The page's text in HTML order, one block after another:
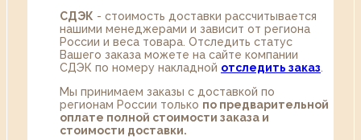
СДЭК - стоимость доставки рассчитывается
нашими менеджерами и зависит от региона
России и веса товара. Отследить статус
Вашего заказа можете на сайте компании
СДЭК по номеру накладной отследить заказ
Мы принимаем заказы с доставкой по
регионам России только по предварительной
оплате полной стоимости заказа и
стоимости доставки.